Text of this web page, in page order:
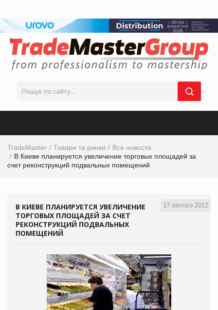
TradeMaster Товари та ринки
Все новости
В Киеве планируется увеличение торговых площадей за
счет реконструкций подвальных помещений
17 лютого 2012
В КИЕВЕ ПЛАНИРУЕТСЯ УВЕЛИЧЕНИЕ
ТОРГОВЫХ ПЛОЩАДЕЙ ЗА СЧЕТ
РЕКОНСТРУКЦИЙ ПОДВАЛЬНЫХ
ПОМЕЩЕНИЙ